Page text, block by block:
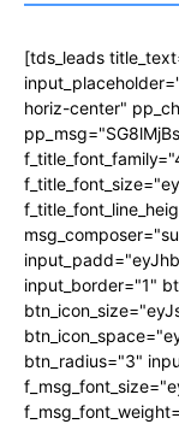
[tds_leads
horiz-center"
input_border="1"
btn_radius="3"